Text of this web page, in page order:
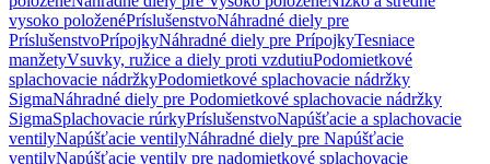
vysoko položenéPríslušenstvoNáhradné diely pre
PríslušenstvoPrípojkyNáhradné diely pre PrípojkyTesniace
manžetyVsuvky, ružice a diely proti vzdutiuPodomietkové
splachovacie nádržkyPodomietkové splachovacie nádržky
SigmaNáhradné diely pre Podomietkové splachovacie nádržky
SigmaSplachovacie rúrkyPríslušenstvoNapúšťacie a splachovacie
ventilyNapúšťacie ventilyNáhradné diely pre Napúšťacie
ventilyNapúšťacie ventily pre nadomietkové splachovacie